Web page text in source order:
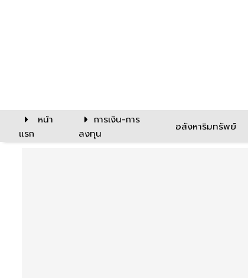
หน้า
แรก
การเงิน-การ
ลงทุน
อสังหาริมทรัพย์